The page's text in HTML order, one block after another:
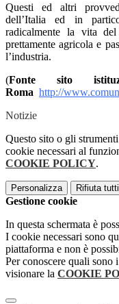
Questi ed altri
dell’Italia ed in
radicalmente la vita del
prettamente agricola e
l’industria.
(Fonte sito
Roma http://
Notizie
Questo sito o gli
cookie necessari al
COOKIE POLICY.
Personalizza Rifiuta tutti
Gestione cookie
In questa schermata è
I cookie necessari sono
piattaforma e non è
Per conoscere quali sono
visionare la COOKIE